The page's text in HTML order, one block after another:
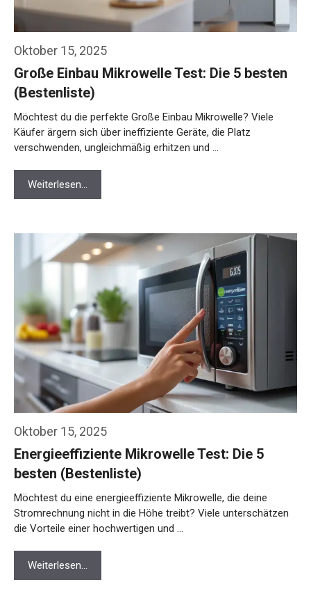
Oktober 15, 2025
Große Einbau Mikrowelle Test: Die 5 besten
(Bestenliste)
Möchtest du die perfekte Große Einbau Mikrowelle? Viele
Käufer ärgern sich über ineffiziente Geräte, die Platz
verschwenden, ungleichmäßig erhitzen und …
Weiterlesen…
Oktober 15, 2025
Energieeffiziente Mikrowelle Test: Die 5
besten (Bestenliste)
Möchtest du eine energieeffiziente Mikrowelle, die deine
Stromrechnung nicht in die Höhe treibt? Viele unterschätzen
die Vorteile einer hochwertigen und …
Weiterlesen…